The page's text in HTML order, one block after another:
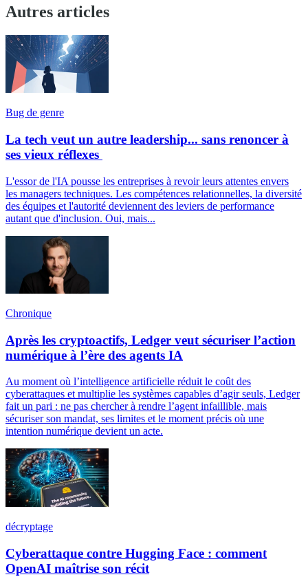
Autres articles
Bug de genre
La tech veut un autre leadership... sans renoncer à
ses vieux réflexes
L'essor de l'IA pousse les entreprises à revoir leurs attentes envers
les managers techniques. Les compétences relationnelles, la diversité
des équipes et l'autorité deviennent des leviers de performance
autant que d'inclusion. Oui, mais...
Chronique
Après les cryptoactifs, Ledger veut sécuriser l’action
numérique à l’ère des agents IA
Au moment où l’intelligence artificielle réduit le coût des
cyberattaques et multiplie les systèmes capables d’agir seuls, Ledger
fait un pari : ne pas chercher à rendre l’agent infaillible, mais
sécuriser son mandat, ses limites et le moment précis où une
intention numérique devient un acte.
décryptage
Cyberattaque contre Hugging Face : comment
OpenAI maîtrise son récit